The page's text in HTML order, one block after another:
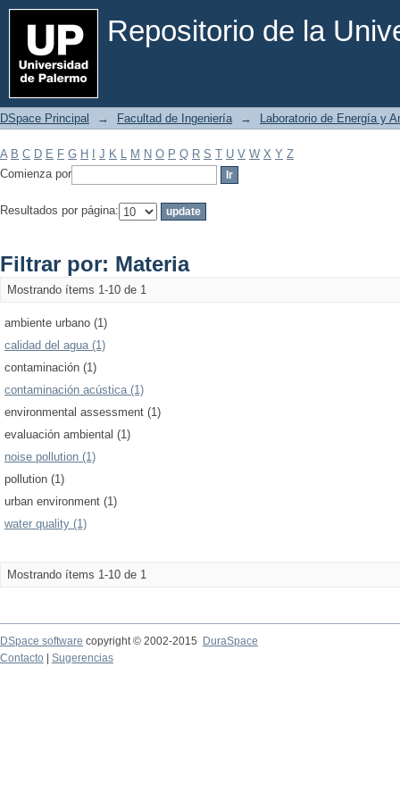
Repositorio de la
Filtrar por: Materia
DSpace Principal → Facultad de Ingeniería → Laboratorio de Energía y
A B C D E F G H J K L M N O P Q R S T U V W X Y Z
Comienza por
Resultados por página:
Filtrar por: Materia
Mostrando ítems 1-10 de 1
ambiente urbano (1)
calidad del agua (1)
contaminación (1)
contaminación acústica (1)
environmental assessment (1)
evaluación ambiental (1)
noise pollution (1)
pollution (1)
urban environment (1)
water quality (1)
Mostrando ítems 1-10 de 1
DSpace software copyright © 2002-2015
DuraSpace
Contacto
Sugerencias